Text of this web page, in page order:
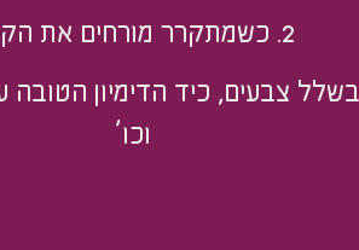
2. כשמתקרר מורחים את הקרם
צבעים, כיד הדימיון הטובה
וכו’